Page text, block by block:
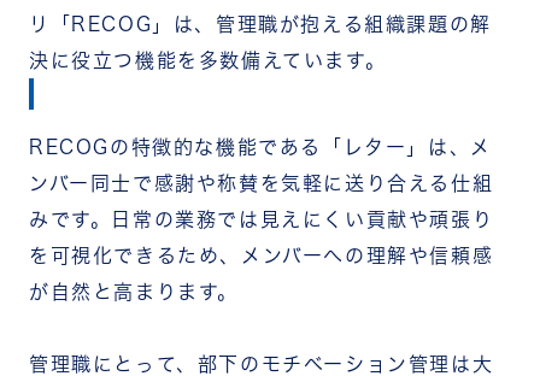
リ「RECOG」は、管理職が抱える組織課題の解
決に役立つ機能を多数備えています。
RECOGの特徴的な機能である「レター」は、メ
ンバー同士で感謝や称賛を気軽に送り合える仕組
みです。日常の業務では見えにくい貢献や頑張り
を可視化できるため、メンバーへの理解や信頼感
が自然と高まります。
管理職にとって、部下のモチベーション管理は大